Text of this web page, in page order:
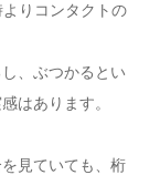
りコンタクトの
、ぶつかるとい
はあります。
見ていても、桁